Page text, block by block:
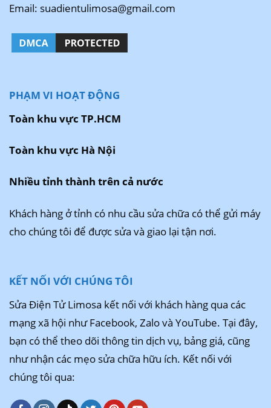
Email: suadientulimosa@gmail.com
PHẠM VI HOẠT ĐỘNG
Toàn khu vực TP.HCM
Toàn khu vực Hà Nội
Nhiều tỉnh thành trên cả nước
Khách hàng ở tỉnh có nhu cầu sửa chữa có thể gửi máy
cho chúng tôi để được sửa và giao lại tận nơi.
KẾT NỐI VỚI CHÚNG TÔI
Sửa Điện Tử Limosa kết nối với khách hàng qua các
mạng xã hội như Facebook, Zalo và YouTube. Tại đây,
bạn có thể theo dõi thông tin dịch vụ, bảng giá, cũng
như nhận các mẹo sửa chữa hữu ích. Kết nối với
chúng tôi qua: